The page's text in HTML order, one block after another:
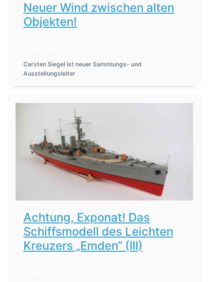
Neuer Wind zwischen alten
Objekten!
Carsten Siegel ist neuer Sammlungs- und
Ausstellungsleiter
Achtung, Exponat! Das
Schiffsmodell des Leichten
Kreuzers „Emden“ (III)